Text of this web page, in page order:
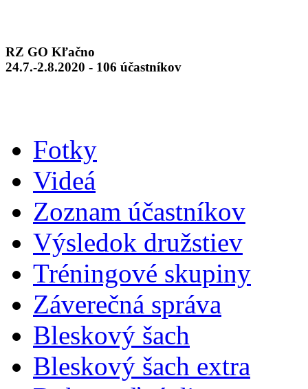
RZ GO Kľačno
24.7.-2.8.2020 - 106 účastníkov
Fotky
Videá
Zoznam účastníkov
Výsledok družstiev
Tréningové skupiny
Záverečná správa
Bleskový šach
Bleskový šach extra